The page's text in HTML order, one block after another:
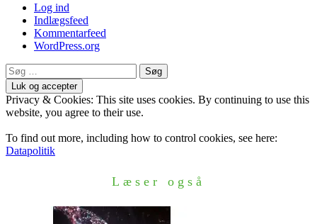
Log ind
Indlægsfeed
Kommentarfeed
WordPress.org
Søg
efter:
Privacy & Cookies: This site uses cookies. By continuing to use this
website, you agree to their use.
To find out more, including how to control cookies, see here:
Datapolitik
Læser også